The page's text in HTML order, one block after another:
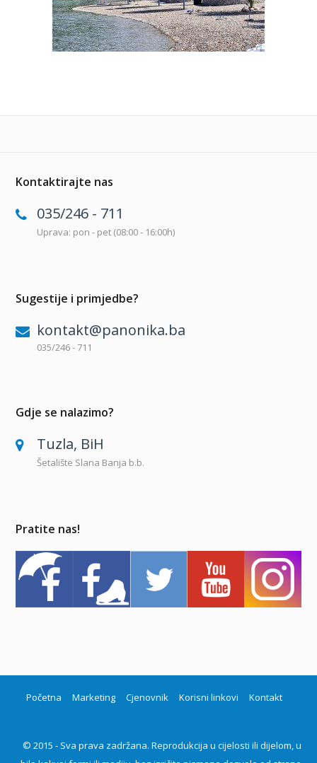
Kontaktirajte nas
035/246 - 711
Uprava: pon - pet (08:00 - 16:00h)
Sugestije i primjedbe?
kontakt@panonika.ba
035/246 - 711
Gdje se nalazimo?
Tuzla, BiH
Šetalište Slana Banja b.b.
Pratite nas!
Početna Marketing Cjenovnik Korisni linkovi Kontakt
© 2015 - Sva prava zadržana. Reprodukcija u cijelosti ili dijelom, u